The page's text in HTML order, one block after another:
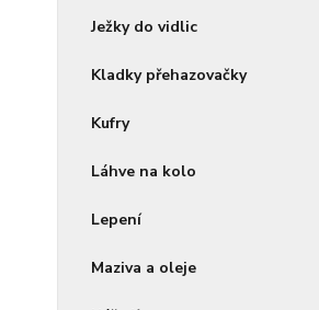
Ježky do vidlic
Kladky přehazovačky
Kufry
Láhve na kolo
Lepení
Maziva a oleje